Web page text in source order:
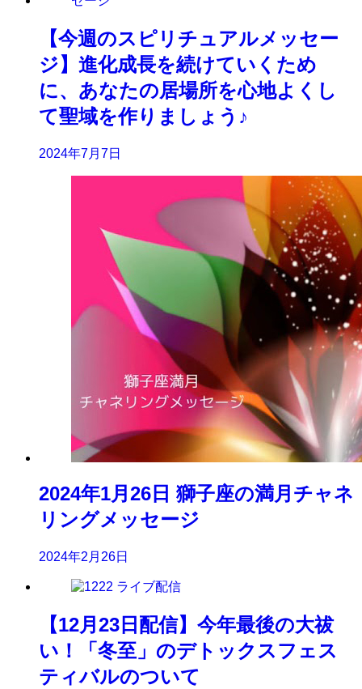
【今週のスピリチュアルメッセー
ジ】進化成長を続けていくため
に、あなたの居場所を心地よくし
て聖域を作りましょう♪
2024年7月7日
2024年1月26日 獅子座の満月チャネ
リングメッセージ
2024年2月26日
【12月23日配信】今年最後の大祓
い！「冬至」のデトックスフェス
ティバルのついて